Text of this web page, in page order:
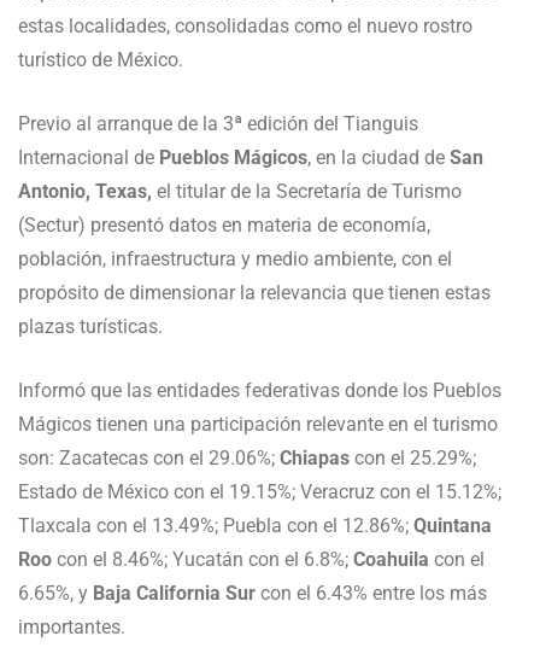
estas localidades, consolidadas como el nuevo rostro
turístico de México.
Previo al arranque de la 3ª edición del Tianguis
Internacional de Pueblos Mágicos, en la ciudad de San
Antonio, Texas, el titular de la Secretaría de Turismo
(Sectur) presentó datos en materia de economía,
población, infraestructura y medio ambiente, con el
propósito de dimensionar la relevancia que tienen estas
plazas turísticas.
Informó que las entidades federativas donde los Pueblos
Mágicos tienen una participación relevante en el turismo
son: Zacatecas con el 29.06%; Chiapas con el 25.29%;
Estado de México con el 19.15%; Veracruz con el 15.12%;
Tlaxcala con el 13.49%; Puebla con el 12.86%; Quintana
Roo con el 8.46%; Yucatán con el 6.8%; Coahuila con el
6.65%, y Baja California Sur con el 6.43% entre los más
importantes.